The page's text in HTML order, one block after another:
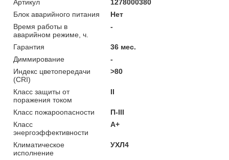
Артикул
1278000380
Блок аварийного питания
Нет
Время работы в
аварийном режиме, ч.
-
Гарантия
36 мес.
Диммирование
-
Индекс цветопередачи
(CRI)
>80
Класс защиты от
поражения током
II
Класс пожароопасности
П-ІІІ
Класс
энергоэффективности
A+
Климатическое
исполнение
УХЛ4